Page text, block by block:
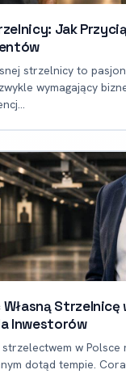
Jak
strzelnicy to
wymagający
Strzelnicę
Inwestorów
w Polsce
dotąd tempie.